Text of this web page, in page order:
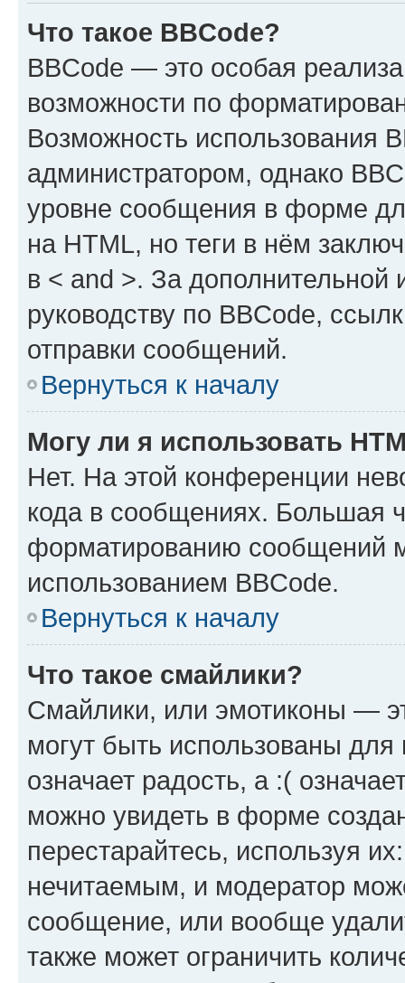
Что такое BBCode?
BBCode — это особая
возможности по
Возможность использования
администратором, однако
уровне сообщения в форме
на HTML, но теги в нём
в < and >. За
руководству по BBCode,
отправки сообщений.
Вернуться к началу
Могу ли я использовать
Нет. На этой конференции
кода в сообщениях. Большая
форматированию сообщений
использованием BBCode.
Вернуться к началу
Что такое смайлики?
Смайлики, или эмотиконы —
могут быть использованы
означает радость, а :(
можно увидеть в форме
перестарайтесь, используя
нечитаемым, и модератор
сообщение, или вообще
также может ограничить